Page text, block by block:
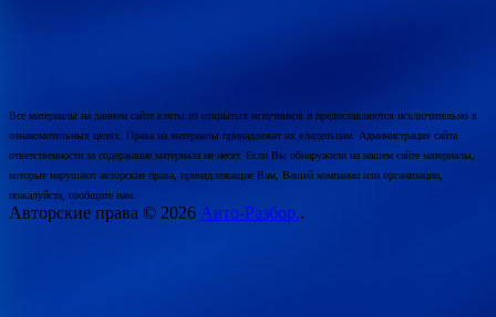
Все материалы на данном сайте взяты из открытых источников и предоставляются исключительно в
ознакомительных целях. Права на материалы принадлежат их владельцам. Администрация сайта
ответственности за содержание материала не несет. Если Вы обнаружили на нашем сайте материалы,
которые нарушают авторские права, принадлежащие Вам, Вашей компании или организации,
пожалуйста, сообщите нам.
Авторские права © 2026 Авто-Разбор..